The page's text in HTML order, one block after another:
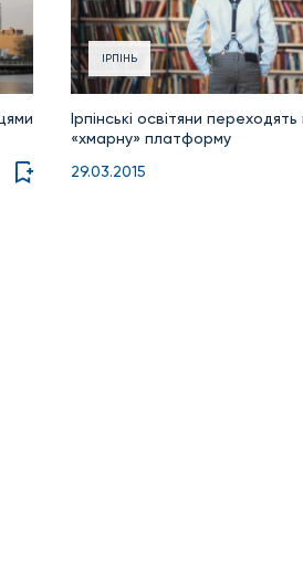
ІРПІНЬ
Ірпінські освітяни
«хмарну» платформу
29.03.2015